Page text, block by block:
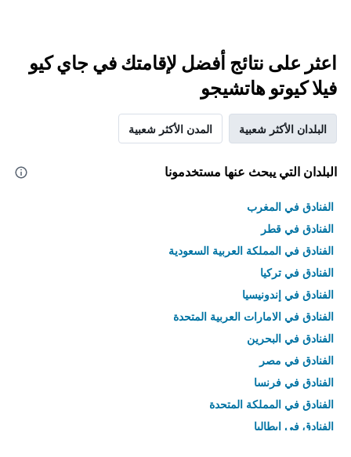
اعثر على نتائج أفضل لإقامتك في جاي كيو
فيلا كيوتو هاتشيجو
البلدان الأكثر شعبية المدن الأكثر شعبية
البلدان التي يبحث عنها مستخدمونا
الفنادق في المغرب
الفنادق في قطر
الفنادق في المملكة العربية السعودية
الفنادق في تركيا
الفنادق في إندونيسيا
الفنادق في الامارات العربية المتحدة
الفنادق في البحرين
الفنادق في مصر
الفنادق في فرنسا
الفنادق في المملكة المتحدة
الفنادق في إيطاليا